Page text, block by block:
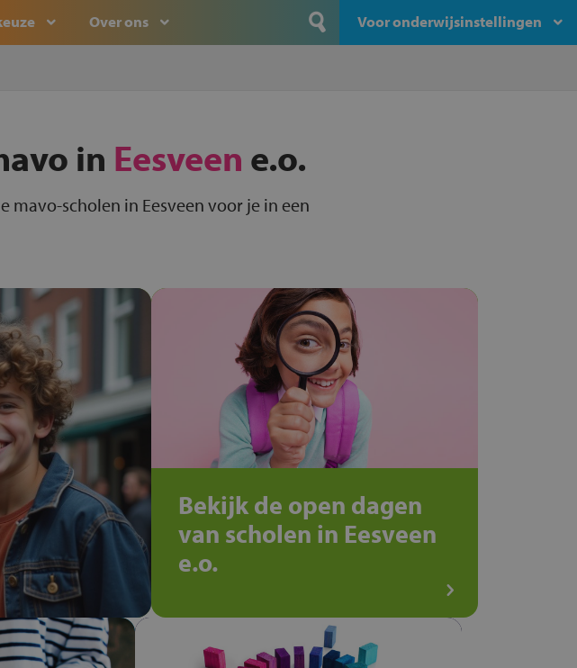
Over ons Voor onderwijsinstellingen
in Eesveen e.o.
mavo-scholen in Eesveen voor je in een
Bekijk de open dagen
van scholen in Eesveen
e.o.